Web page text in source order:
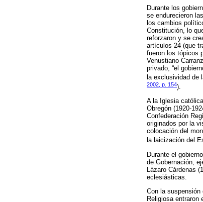
Durante los
se endurecieron
los cambios
Constitución, lo
reforzaron y se
artículos 24 (que
fueron los tópicos
Venustiano
privado, “el
la exclusividad de
2002, p. 154).
A la Iglesia
Obregón (1920-
Confederación
originados por la
colocación del
la laicización del
Durante el
de Gobernación,
Lázaro Cárdenas
eclesiásticas.
Con la
Religiosa entraron